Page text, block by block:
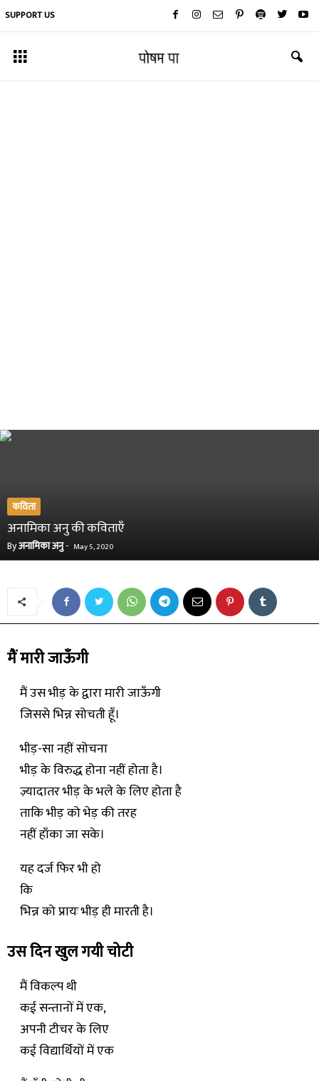
SUPPORT US
कविता
अनामिका अनु की कविताएँ
Byअनामिका अनु- May 5, 2020
मैं मारी जाऊँगी
मैं उस भीड़ के द्वारा मारी जाऊँगी
जिससे भिन्न सोचती हूँ।
भीड़-सा नहीं सोचना
भीड़ के विरुद्ध होना नहीं होता है।
ज़्यादातर भीड़ के भले के लिए होता है
ताकि भीड़ को भेड़ की तरह
नहीं हाँका जा सके।
यह दर्ज फिर भी हो
कि
भिन्न को प्रायः भीड़ ही मारती है।
उस दिन खुल गयी चोटी
मैं विकल्प थी
कई सन्तानों में एक,
अपनी टीचर के लिए
कई विद्यार्थियों में एक